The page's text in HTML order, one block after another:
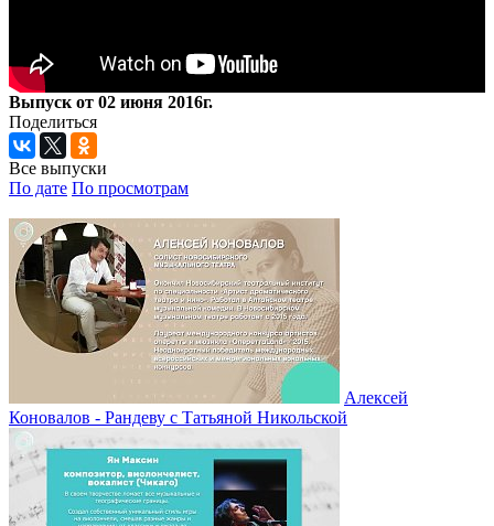
Выпуск от 02 июня 2016г.
Поделиться
Все выпуски
По дате По просмотрам
Алексей
Коновалов - Рандеву с Татьяной Никольской